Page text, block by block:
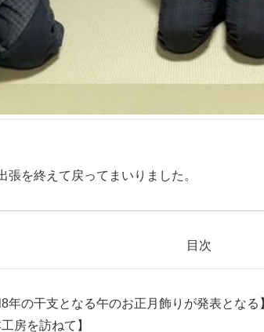
張を終えて戻ってまいりました。
目次
8年の干支となる午のお正月飾りが発表となる
工房を訪ねて】